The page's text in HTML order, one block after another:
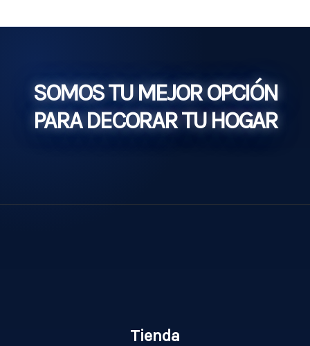
SOMOS TU MEJOR OPCIÓN
PARA DECORAR TU HOGAR
Tienda